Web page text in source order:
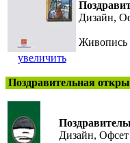
увеличить
Дизайн,
Живопись
Поздравительная
Дизайн, Офсет